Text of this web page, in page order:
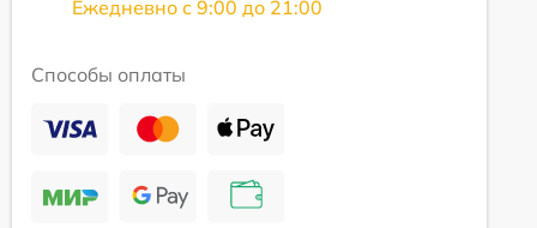
Ежедневно с 9:00 до 21:00
Способы оплаты